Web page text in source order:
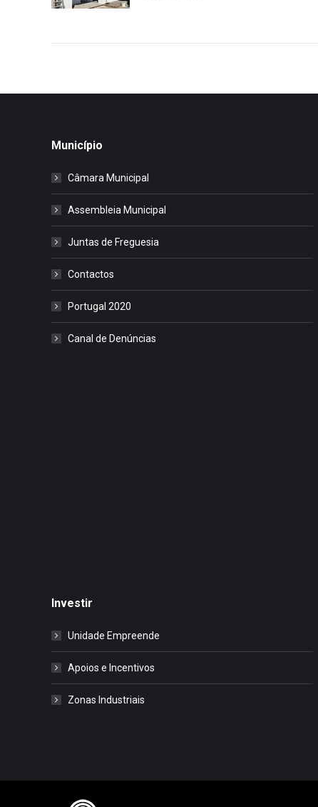
Município
Câmara Municipal
Assembleia Municipal
Juntas de Freguesia
Contactos
Portugal 2020
Canal de Denúncias
Investir
Unidade Empreende
Apoios e Incentivos
Zonas Industriais